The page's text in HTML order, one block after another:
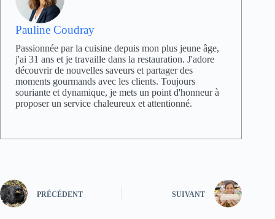
Pauline Coudray
Passionnée par la cuisine depuis mon plus jeune âge,
j'ai 31 ans et je travaille dans la restauration. J'adore
découvrir de nouvelles saveurs et partager des
moments gourmands avec les clients. Toujours
souriante et dynamique, je mets un point d'honneur à
proposer un service chaleureux et attentionné.
PRÉCÉDENT SUIVANT